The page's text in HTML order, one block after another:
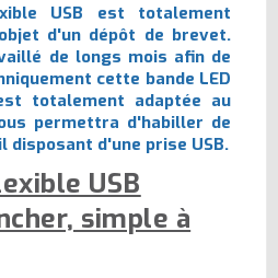
USB est totalement
d'un dépôt de brevet.
de longs mois afin de
cette bande LED
totalement adaptée au
permettra d'habiller de
d'une prise USB.
USB
simple à